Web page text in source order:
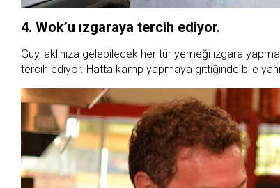
4. Wok’u ızgaraya tercih ediyor.
Guy, aklınıza gelebilecek her tür yemeği ızgara
tercih ediyor. Hatta kamp yapmaya gittiğinde bile